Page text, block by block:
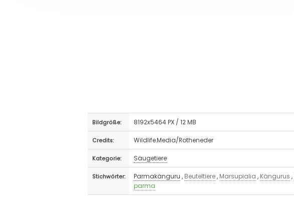
Bildgröße: 8192x5464 PX / 12 MB
Credits: Wildlife.Media/Rotheneder
Kategorie: Säugetiere
Stichwörter: Parmakänguru , Beuteltiere, Marsupialia , Kängurus ,
parma